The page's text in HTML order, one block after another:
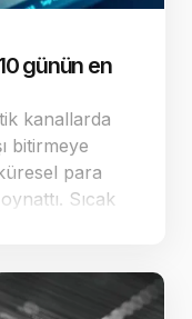
günün en
kanallarda
bitirmeye
para
Sıcak